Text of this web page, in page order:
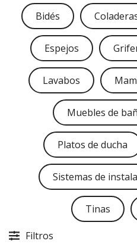
Bidés
Espejos
Lavabos
Muebles de
Platos de ducha
Sistemas de
Tinas
Filtros